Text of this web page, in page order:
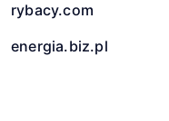
rybacy.com
energia.biz.pl